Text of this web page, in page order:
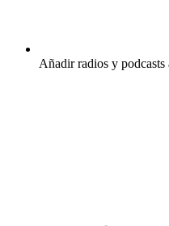
Añadir radios y podcasts